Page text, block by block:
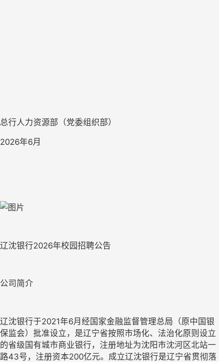
总行人力资源部（党委组织部）
2026年6月
辽沈银行2026年校园招聘公告
公司简介
辽沈银行于2021年6月经国家金融监督管理总局（原中国银
保监会）批准设立，是辽宁省按照市场化、法治化原则设立
的省级国有城市商业银行，注册地址为沈阳市沈河区北站一
路43号，注册资本200亿元。成立辽沈银行是辽宁省贯彻落